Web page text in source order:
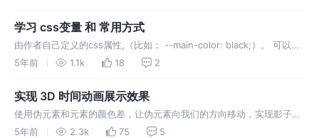
学习 css变量 和 常用方式
由作者自己定义的css属性,（比如： --main-color: black;）。 可以在
整个文档中重复使用。 css变量遵循级联，会从父级继承它们的值。 可
是：--*，变量使用语法是：var(--*)。* 代表变量…
5年前 1.1k 18 2
实现 3D 时间动画展示效果
使用伪元素和元素的颜色差，让伪元素向我们的方向移动，实现影子效
果。 使用transform属性，计算每一个块元素的位置组成一个数字。 使
5年前 2.3k 75 5